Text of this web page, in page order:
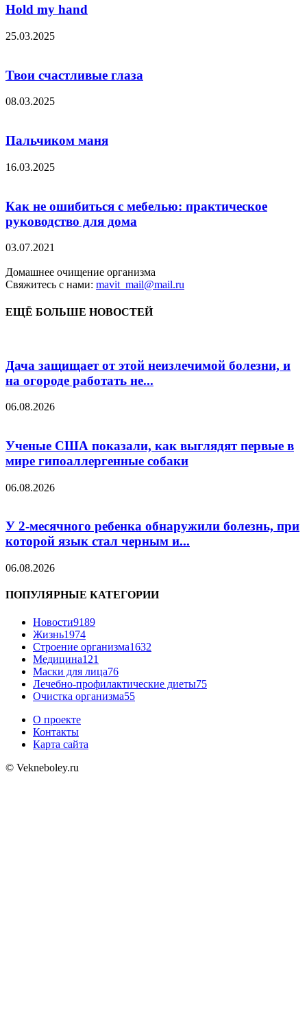
Hold my hand
25.03.2025
Твои счастливые глаза
08.03.2025
Пальчиком маня
16.03.2025
Как не ошибиться с мебелью: практическое
руководство для дома
03.07.2021
Домашнее очищение организма
Свяжитесь с нами: mavit_mail@mail.ru
ЕЩЁ БОЛЬШЕ НОВОСТЕЙ
Дача защищает от этой неизлечимой болезни, и
на огороде работать не...
06.08.2026
Ученые США показали, как выглядят первые в
мире гипоаллергенные собаки
06.08.2026
У 2-месячного ребенка обнаружили болезнь, при
которой язык стал черным и...
06.08.2026
ПОПУЛЯРНЫЕ КАТЕГОРИИ
Новости9189
Жизнь1974
Строение организма1632
Медицина121
Маски для лица76
Лечебно-профилактические диеты75
Очистка организма55
О проекте
Контакты
Карта сайта
© Vekneboley.ru